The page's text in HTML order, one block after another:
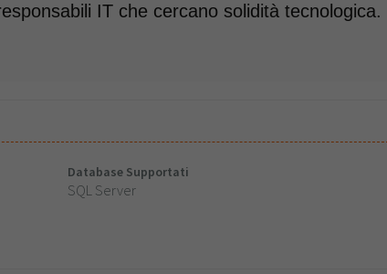
IT che cercano solidità tecnologica.
Database Supportati
SQL Server